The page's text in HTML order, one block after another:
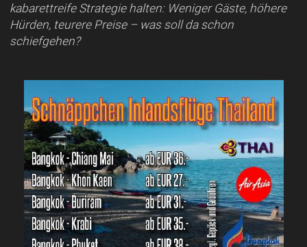
kabarettreife Strategie halten: Weniger Gäste, höhere
Hürden, teurere Preise – was soll da schon
schiefgehen?